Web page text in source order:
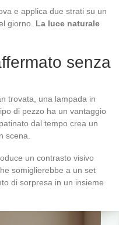
e applica due strati su un
giorno. La luce naturale
senza
trovata, una lampada in
di pezzo ha un vantaggio
dal tempo crea un
scena.
un contrasto visivo
somiglierebbe a un set
di sorpresa in un insieme